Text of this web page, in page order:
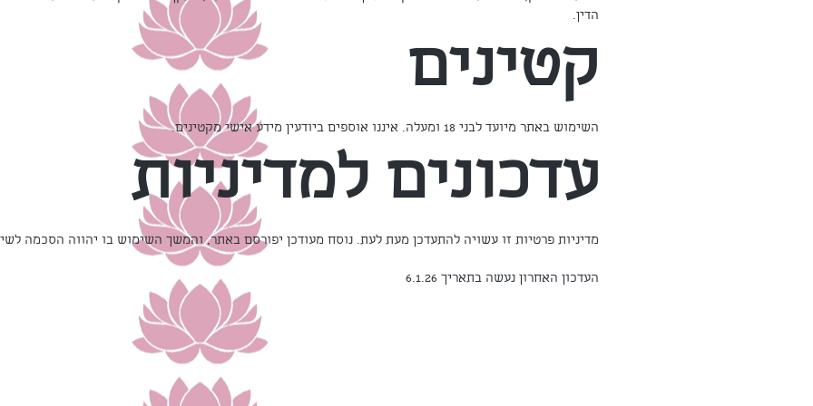
הדין.
קטינים
השימוש באתר מיועד לבני 18 ומעלה. איננו אוספים ביודעין מידע אישי מקטינים.
עדכונים למדיניות
מדיניות פרטיות זו עשויה להתעדכן מעת לעת. נוסח מעודכן יפורסם באתר, והמשך השימוש בו יהווה הסכמה
העדכון האחרון נעשה בתאריך 6.1.26